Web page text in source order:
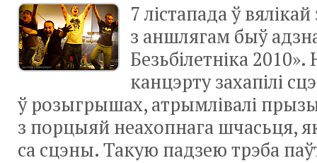
7 лістапада ў вялікай
з аншлягам быў
Безьбілетніка 2010».
канцэрту захапілі
ў розыгрышах, атрымлівалі
з порцыяй неахопнага шчасьця,
са сцэны. Такую падзею трэба